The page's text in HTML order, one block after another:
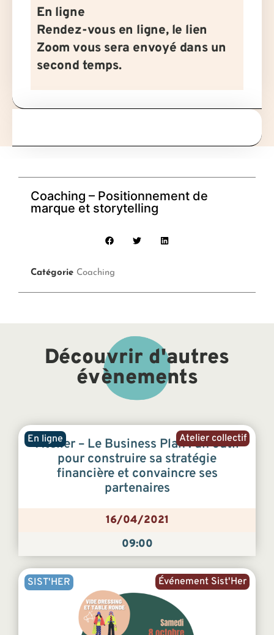
En ligne
Rendez-vous en ligne, le lien
Zoom vous sera envoyé dans un
second temps.
Coaching – Positionnement de
marque et storytelling
Catégorie Coaching
Découvrir d'autres
évènements
Atelier collectif
En ligne
Atelier – Le Business Plan : un outil
pour construire sa stratégie
financière et convaincre ses
partenaires
16/04/2021
09:00
Événement Sist'Her
SIST'HER